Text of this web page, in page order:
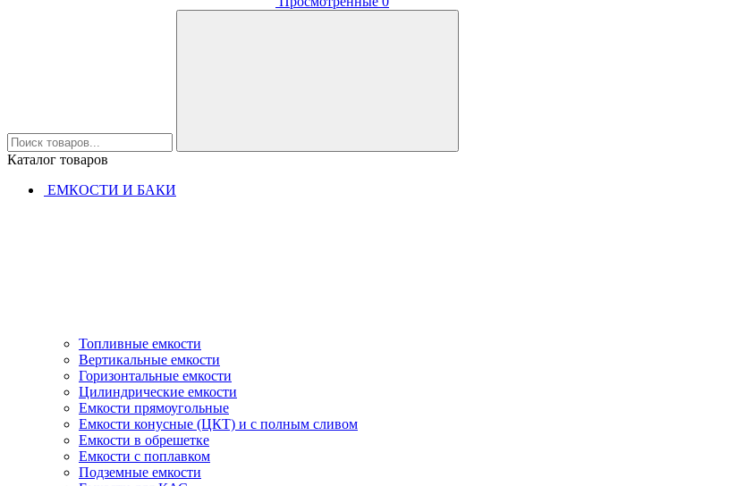
Каталог товаров
ЕМКОСТИ И БАКИ
Топливные емкости
Вертикальные емкости
Горизонтальные емкости
Цилиндрические емкости
Емкости прямоугольные
Емкости конусные (ЦКТ) и с полным сливом
Емкости в обрешетке
Емкости с поплавком
Подземные емкости